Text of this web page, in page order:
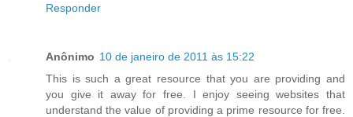
Responder
Anônimo 10 de janeiro de 2011 às 15:22
This is such a great resource that you are providing and
you give it away for free. I enjoy seeing websites that
understand the value of providing a prime resource for free.